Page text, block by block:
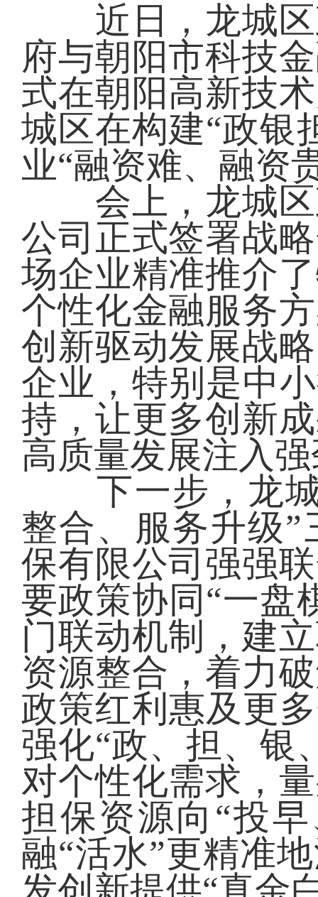
近日，龙城区
府与朝阳市科技
式在朝阳高新技
城区在构建“政银
业“融资难、融资
会上，龙城区
公司正式签署战
场企业精准推介
个性化金融服务
创新驱动发展战
企业，特别是中
持，让更多创新
高质量发展注入
下一步，龙城
整合、服务升级
保有限公司强强
要政策协同“一盘
门联动机制，建
资源整合，着力
政策红利惠及更
强化“政、担、银
对个性化需求，
担保资源向“投
融“活水”更精准